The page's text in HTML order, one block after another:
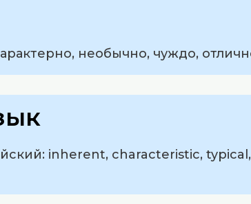
необычно, чуждо,
inherent, characteristic, typical,